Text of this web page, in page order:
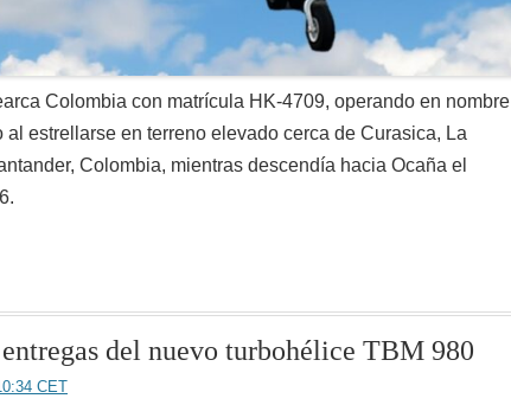
Colombia con matrícula HK-4709, operando en nombre
estrellarse en terreno elevado cerca de Curasica, La
Colombia, mientras descendía hacia Ocaña el
del nuevo turbohélice TBM 980
CET